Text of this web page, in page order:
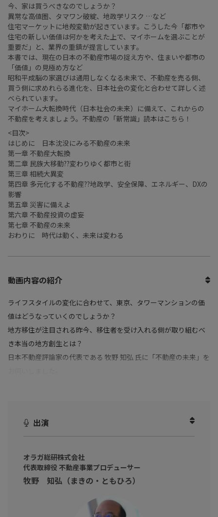
今、家は買うべきなのでしょうか？
異常な高値圏、タマワン破綻、地政学リスク …など
住宅マーケットに地殻変動が起きています。こうした今「都市や
住宅の新しい価値は何かを考えた上で、マイホームを選ぶことが
重要だ」と、業界の重鎮が提言しています。
本書では、現在の日本の不動産市場の捉え方や、住まいや都市の
「価値」の見極め方など
昭和平成脳の家選びは通用しなくなる未来で、不動産を売る側、
買う側に求めれらる進化を、日本社会の変化と合わせて詳しく述
べられています。
マイホーム大転換時代（日本社会の未来）に備えて、これからの
不動産を考えましょう。不動産の「新常識」読本はこちら！
<目次>
はじめに 日本沈没にみる不動産の未来
第一章 不動産大転換
第二章 民族大移動??変わりゆく都市と街
第三章 相続大異変
第四章 多元化する不動産??地政学、安全保障、エネルギー、DXの
影響
第五章 災害に備えよ
第六章 不動産投資の虚妄
第七章 不動産の未来
おわりに 時代は動く、未来は変わる
動画内容の紹介
ライフスタイルの変化に合わせて、東京、タワーマンションの価
値はどうなっていくのでしょうか？
地方移住が注目される昨今、移住者を受け入れる側が取り組むべ
き本当の地方創生とは？
日本不動産評論家の代表である 牧野 知弘 氏に「不動産の未来」を
出演
オラガ総研株式会社
代表取締役 不動産事業プロデューサー
牧野 知弘（まきの・ともひろ）